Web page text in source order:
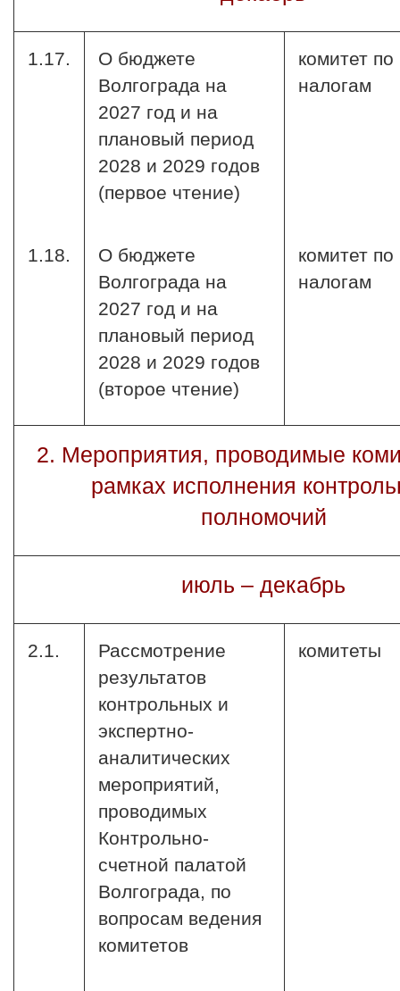
1.17.
О бюджете
Волгограда на
2027 год и на
плановый период
2028 и 2029 годов
(первое чтение)
комитет
налогам
1.18.
О бюджете
Волгограда на
2027 год и на
плановый период
2028 и 2029 годов
(второе чтение)
комитет
налогам
2. Мероприятия, проводимые
рамках исполнения
полномочий
июль – декабрь
2.1.
Рассмотрение
результатов
контрольных и
экспертно-
аналитических
мероприятий,
проводимых
Контрольно-
счетной палатой
Волгограда, по
вопросам ведения
комитетов
комитеты